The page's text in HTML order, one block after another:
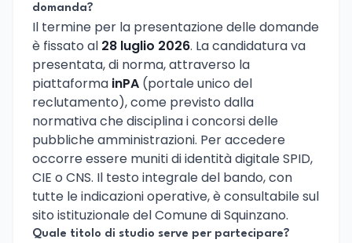
domanda?
Il termine per la presentazione delle domande
è fissato al 28 luglio 2026. La candidatura va
presentata, di norma, attraverso la
piattaforma inPA (portale unico del
reclutamento), come previsto dalla
normativa che disciplina i concorsi delle
pubbliche amministrazioni. Per accedere
occorre essere muniti di identità digitale SPID,
CIE o CNS. Il testo integrale del bando, con
tutte le indicazioni operative, è consultabile sul
sito istituzionale del Comune di Squinzano.
Quale titolo di studio serve per partecipare?